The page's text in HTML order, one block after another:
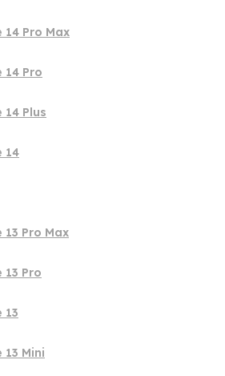
14 Pro Max
14 Pro
14 Plus
14
13 Pro Max
13 Pro
13
13 Mini